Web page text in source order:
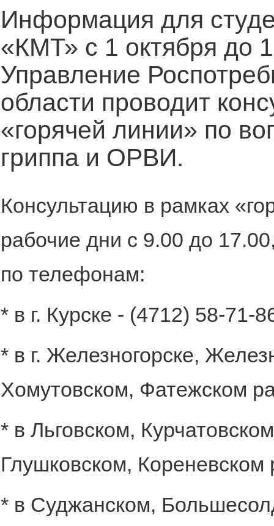
Информация для
«КМТ» с 1 октября до
Управление
области проводит
«горячей линии» по
гриппа и ОРВИ.
Консультацию в рамках
рабочие дни с 9.00 до
по телефонам:
* в г. Курске - (4712) 58-71-
* в г. Железногорске,
Хомутовском, Фатежском
* в Льговском,
Глушковском,
* в Суджанском,